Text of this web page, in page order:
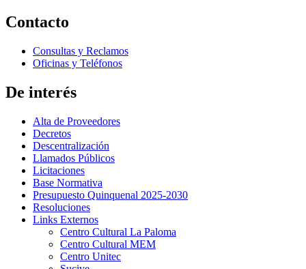
Contacto
Consultas y Reclamos
Oficinas y Teléfonos
De interés
Alta de Proveedores
Decretos
Descentralización
Llamados Públicos
Licitaciones
Base Normativa
Presupuesto Quinquenal 2025-2030
Resoluciones
Links Externos
Centro Cultural La Paloma
Centro Cultural MEM
Centro Unitec